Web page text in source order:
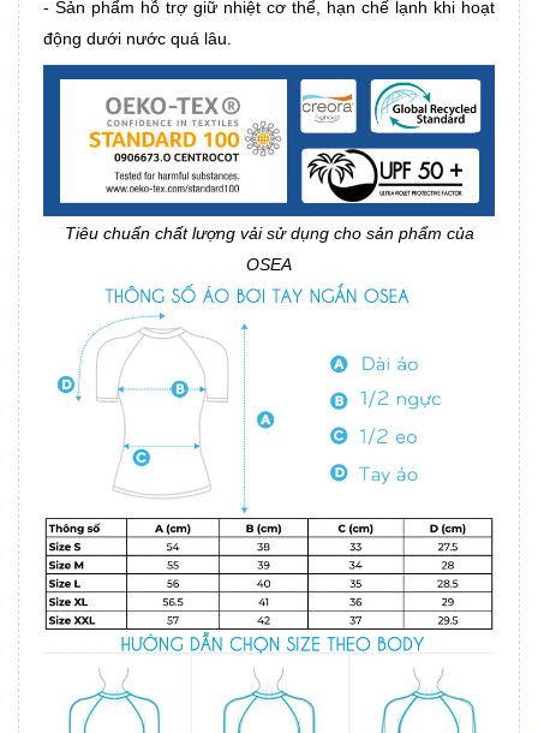
- Sản phẩm hỗ trợ giữ nhiệt cơ thể, hạn chế lạnh khi hoạt
động dưới nước quá lâu.
Tiêu chuẩn chất lượng vải sử dụng cho sản phẩm của
OSEA